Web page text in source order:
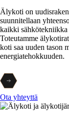
Älykoti on
suunnitellaan
kaikki sähkötekniikka
Toteutamme
koti saa uuden tason
energiatehokkuuden.
Ota yhteyttä